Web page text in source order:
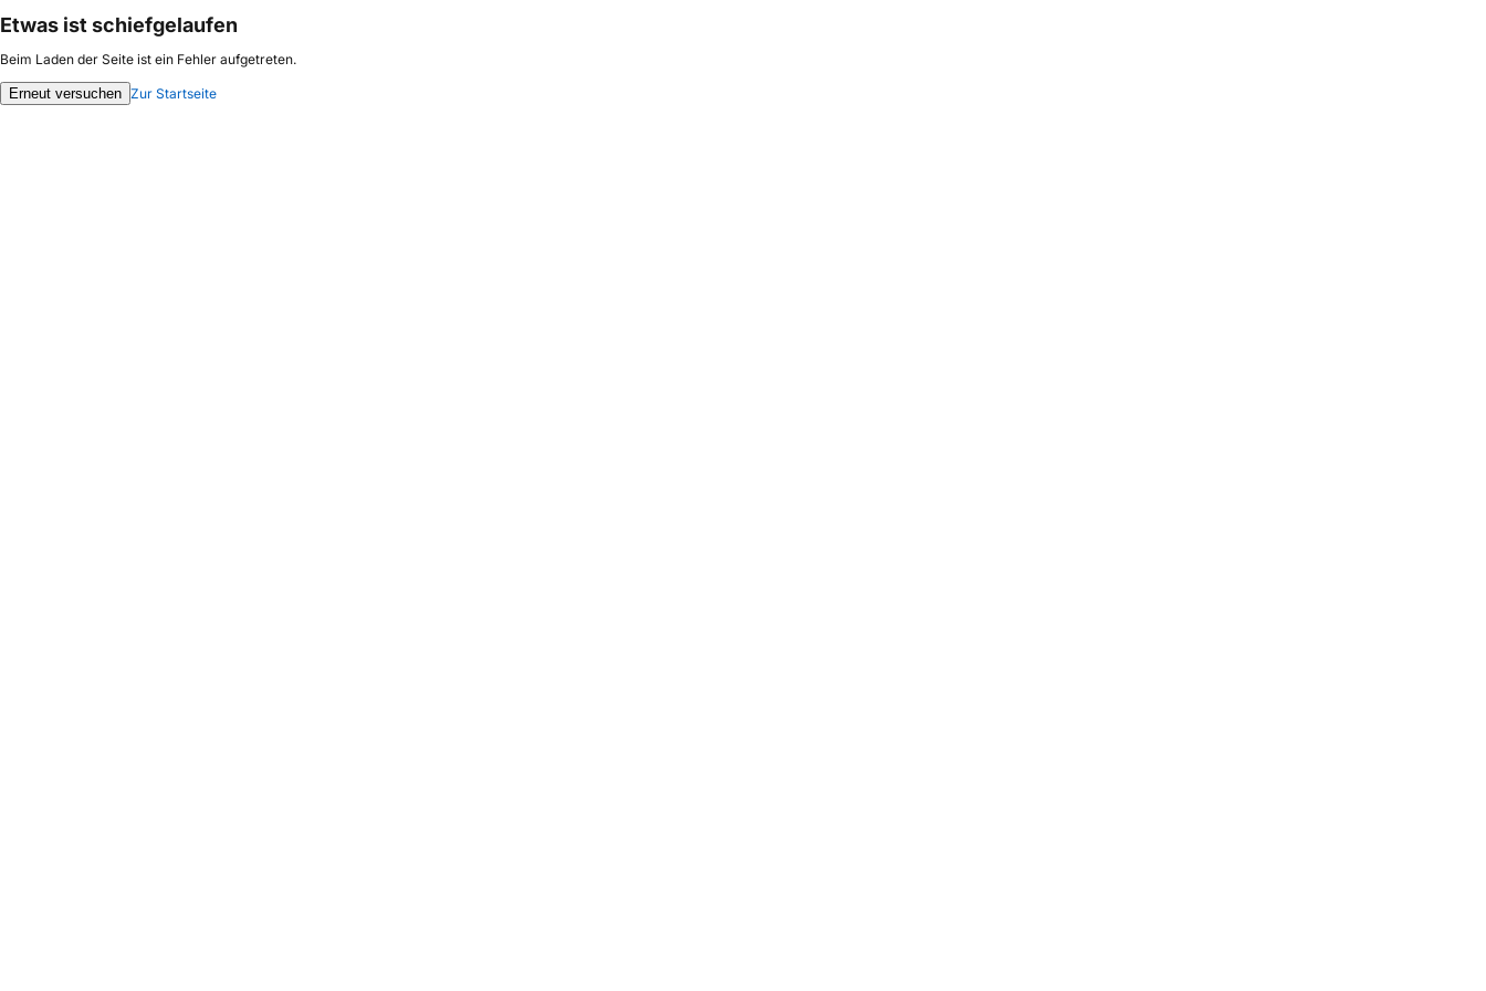
Etwas ist schiefgelaufen
Beim Laden der Seite ist ein Fehler aufgetreten.
Erneut versuchen Zur Startseite